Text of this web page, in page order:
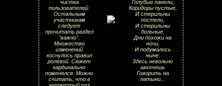
чистка
пользователей.
Остальным
участникам
следует
прочитать раздел
"важно".
Множество
изменений
коснулось правил
ролевой. Сюжет
кардинально
поменялся. Можно
считать, что в
Голубые панели,
Коридоры пустые,
И стерильны
постели,
И стерильны
больные.
Дни похожи на
ночи,
И подумалось
ныне:
Здесь невольно
захочешь
Говорить на
латыни...